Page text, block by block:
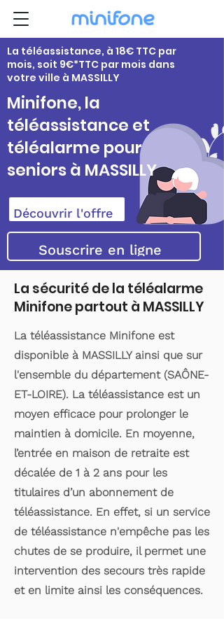
La téléassistance, à 18€ TTC par
mois, soit 9€*TTC par mois dans
votre ville à MASSILLY
Minifone, la
téléassistance et
téléalarme pour
seniors à MASSILLY
Découvrir l'offre
Souscrire en ligne
La sécurité de la téléalarme
Minifone partout à MASSILLY
La téléassistance Minifone est
disponible à MASSILLY ainsi que sur
l'ensemble du département (SAÔNE-
ET-LOIRE). La téléassistance est un
moyen efficace pour prolonger le
maintien à domicile. En moyenne,
l’entrée en maison de retraite est
décalée de 1 à 2 ans pour les
titulaires d’un abonnement de
téléassistance. En effet, si un service
de téléassistance n'empêche pas les
chutes de se produire, il permet une
intervention des secours très rapide
et en limite ainsi les conséquences.